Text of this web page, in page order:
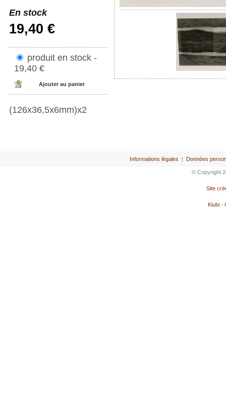
En stock
19,40 €
produit en stock -
19,40 €
(126x36,5x6mm)x2
Informations légales | Données
© Copyright
Site
Kiubi -